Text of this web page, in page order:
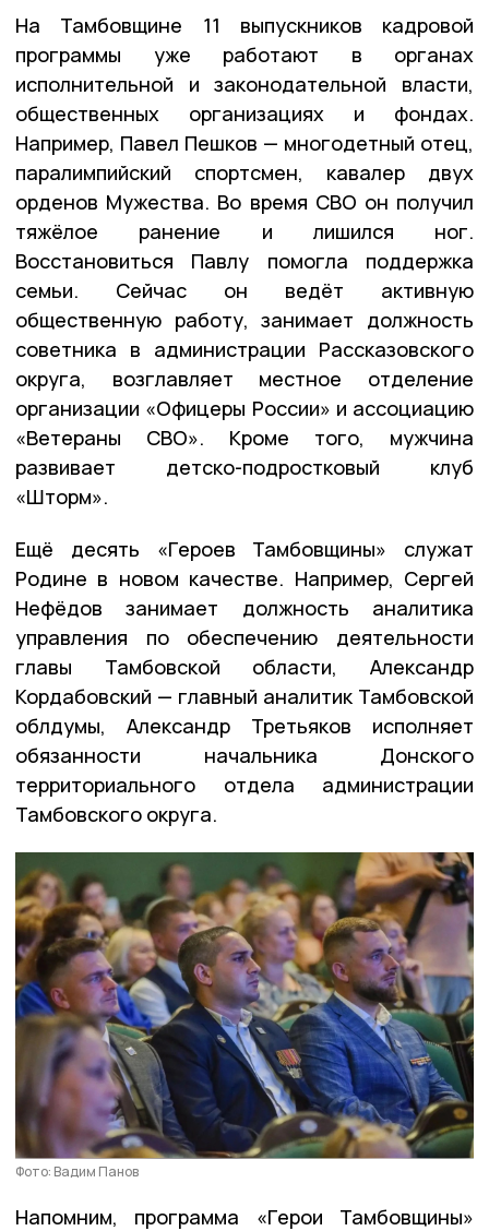
На Тамбовщине 11 выпускников кадровой
программы уже работают в органах
исполнительной и законодательной власти,
общественных организациях и фондах.
Например, Павел Пешков — многодетный отец,
паралимпийский спортсмен, кавалер двух
орденов Мужества. Во время СВО он получил
тяжёлое ранение и лишился ног.
Восстановиться Павлу помогла поддержка
семьи. Сейчас он ведёт активную
общественную работу, занимает должность
советника в администрации Рассказовского
округа, возглавляет местное отделение
организации «Офицеры России» и ассоциацию
«Ветераны СВО». Кроме того, мужчина
развивает детско-подростковый клуб
«Шторм».
Ещё десять «Героев Тамбовщины» служат
Родине в новом качестве. Например, Сергей
Нефёдов занимает должность аналитика
управления по обеспечению деятельности
главы Тамбовской области, Александр
Кордабовский — главный аналитик Тамбовской
облдумы, Александр Третьяков исполняет
обязанности начальника Донского
территориального отдела администрации
Тамбовского округа.
Фото: Вадим Панов
Напомним, программа «Герои Тамбовщины»